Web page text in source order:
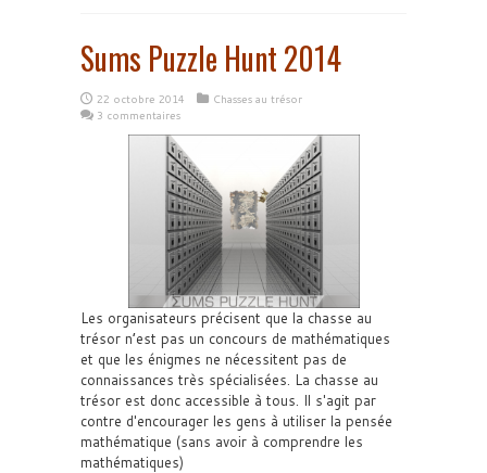
Sums Puzzle Hunt 2014
22 octobre 2014
Chasses au trésor
3 commentaires
Les organisateurs précisent que la chasse au
trésor n’est pas un concours de mathématiques
et que les énigmes ne nécessitent pas de
connaissances très spécialisées. La chasse au
trésor est donc accessible à tous. Il s'agit par
contre d'encourager les gens à utiliser la pensée
mathématique (sans avoir à comprendre les
mathématiques)